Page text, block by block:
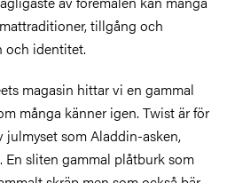
tillgång och
och identitet.
magasin hittar vi en gammal
många känner igen. Twist är för
julmyset som Aladdin-asken,
sliten gammal plåtburk som